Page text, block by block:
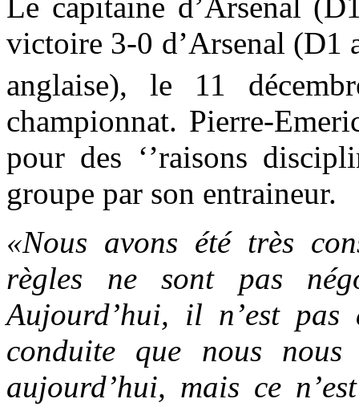
victoire 3-0 d’Arsenal (D1
anglaise), le 11
championnat. Pierre-
pour des ‘’raisons
groupe par son entraineur.
«Nous avons été très
règles ne sont pas
Aujourd’hui, il n’est
conduite que nous nous
aujourd’hui, mais ce